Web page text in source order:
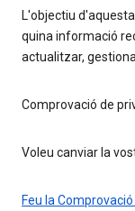
L'objectiu
quina informació
actualitzar,
Comprovació de
Voleu canviar la
Feu la